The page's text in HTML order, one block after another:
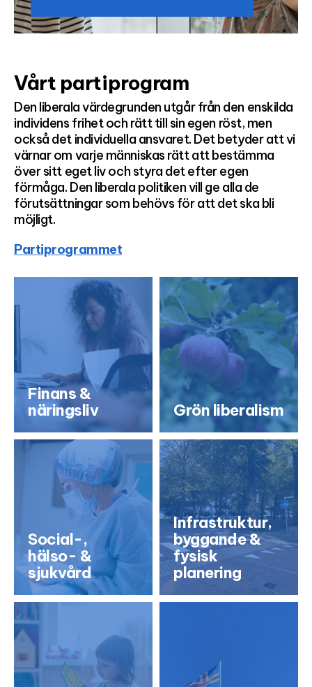
Vårt partiprogram
Den liberala värdegrunden utgår från den enskilda
individens frihet och rätt till sin egen röst, men
också det individuella ansvaret. Det betyder att vi
värnar om varje människas rätt att bestämma
över sitt eget liv och styra det efter egen
förmåga. Den liberala politiken vill ge alla de
förutsättningar som behövs för att det ska bli
möjligt.
Partiprogrammet
Finans &
näringsliv
Grön liberalism
Social-,
hälso- &
sjukvård
Infrastruktur,
byggande &
fysisk
planering